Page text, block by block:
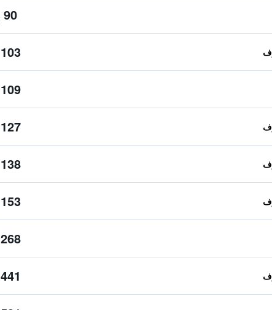
90 ﷼
103 ﷼
109 ﷼
127 ﷼
138 ﷼
153 ﷼
268 ﷼
441 ﷼